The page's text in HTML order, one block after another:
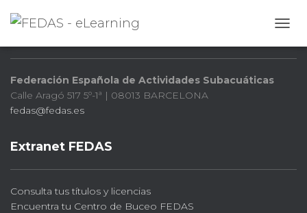
Federación Española de Actividades Subacuáticas
Calle Aragó 517 5º-1ª | 08013 BARCELONA
fedas@fedas.es
Extranet FEDAS
Consulta tus títulos y licencias
Encuentra tu Centro de Buceo FEDAS